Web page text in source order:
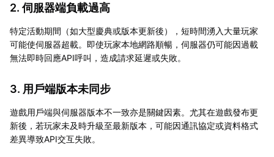
2. 伺服器端負載過高
特定活動期間（如大型慶典或版本更新後），短時間湧入大量玩家
可能使伺服器超載。即使玩家本地網路順暢，伺服器仍可能因過載
無法即時回應API呼叫，造成請求延遲或失敗。
3. 用戶端版本未同步
遊戲用戶端與伺服器版本不一致亦是關鍵因素。尤其在遊戲發布更
新後，若玩家未及時升級至最新版本，可能因通訊協定或資料格式
差異導致API交互失敗。